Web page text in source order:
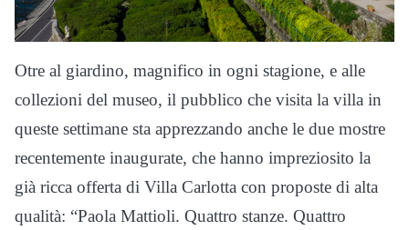
Otre al giardino, magnifico in ogni stagione, e alle
collezioni del museo, il pubblico che visita la villa in
queste settimane sta apprezzando anche le due mostre
recentemente inaugurate, che hanno impreziosito la
già ricca offerta di Villa Carlotta con proposte di alta
qualità: “Paola Mattioli. Quattro stanze. Quattro